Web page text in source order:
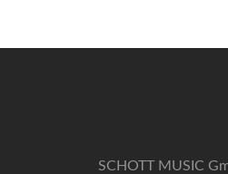
SCHOTT MUSIC